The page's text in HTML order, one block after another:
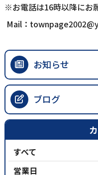
※お電話は16時以降にお
Mail：
お知らせ
ブログ
すべて
営業日